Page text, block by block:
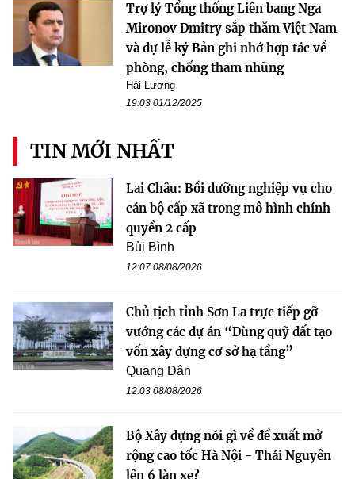
Trợ lý Tổng thống Liên bang Nga
Mironov Dmitry sắp thăm Việt Nam
và dự lễ ký Bản ghi nhớ hợp tác về
phòng, chống tham nhũng
Hải Lương
19:03 01/12/2025
TIN MỚI NHẤT
Lai Châu: Bồi dưỡng nghiệp vụ cho
cán bộ cấp xã trong mô hình chính
quyền 2 cấp
Bùi Bình
12:07 08/08/2026
Chủ tịch tỉnh Sơn La trực tiếp gỡ
vướng các dự án “Dùng quỹ đất tạo
vốn xây dựng cơ sở hạ tầng”
Quang Dân
12:03 08/08/2026
Bộ Xây dựng nói gì về đề xuất mở
rộng cao tốc Hà Nội - Thái Nguyên
lên 6 làn xe?